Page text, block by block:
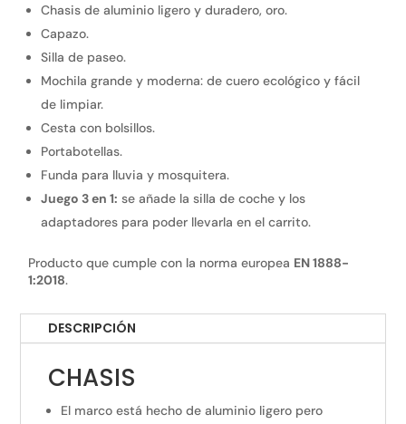
Chasis de aluminio ligero y duradero, oro.
Capazo.
Silla de paseo.
Mochila grande y moderna: de cuero ecológico y fácil
de limpiar.
Cesta con bolsillos.
Portabotellas.
Funda para lluvia y mosquitera.
Juego 3 en 1: se añade la silla de coche y los
adaptadores para poder llevarla en el carrito.
Producto que cumple con la norma europea EN 1888-
1:2018.
DESCRIPCIÓN
CHASIS
El marco está hecho de aluminio ligero pero